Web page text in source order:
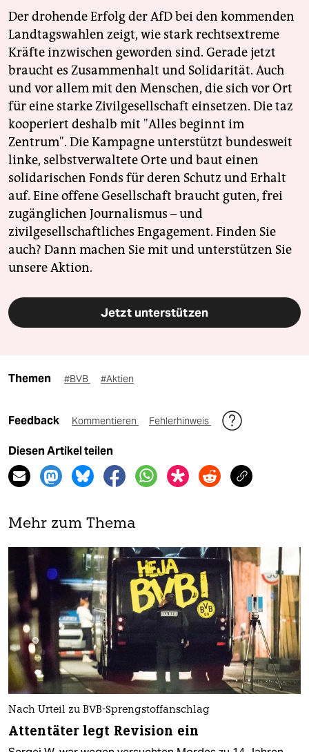
Der drohende Erfolg der AfD bei den kommenden
Landtagswahlen zeigt, wie stark rechtsextreme
Kräfte inzwischen geworden sind. Gerade jetzt
braucht es Zusammenhalt und Solidarität. Auch
und vor allem mit den Menschen, die sich vor Ort
für eine starke Zivilgesellschaft einsetzen. Die taz
kooperiert deshalb mit "Alles beginnt im
Zentrum". Die Kampagne unterstützt bundesweit
linke, selbstverwaltete Orte und baut einen
solidarischen Fonds für deren Schutz und Erhalt
auf. Eine offene Gesellschaft braucht guten, frei
zugänglichen Journalismus – und
zivilgesellschaftliches Engagement. Finden Sie
auch? Dann machen Sie mit und unterstützen Sie
unsere Aktion.
Jetzt unterstützen
Themen #BVB #Aktien
Feedback Kommentieren Fehlerhinweis
Diesen Artikel teilen
Mehr zum Thema
Nach Urteil zu BVB-Sprengstoffanschlag
Attentäter legt Revision ein